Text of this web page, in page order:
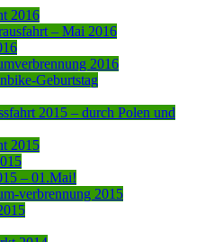
2016
– Mai 2016
2016
Geburtstag
2015 – durch Polen und
2015
– 01.Mai!
verbrennung 2015